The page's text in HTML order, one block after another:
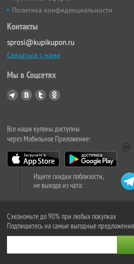
Политика конфиденциальности
Контакты
sprosi@kupikupon.ru
Связаться с нами
Мы в Соцсетях
Все наши купоны доступны
через Мобильное Приложение:
Ищите скидки поблизости,
не выходя из чата:
Сэкономьте до 90% при любых покупках
Подпишитесь на самые выгодные предложения